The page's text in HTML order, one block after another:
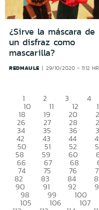
¿Sirve la máscara de
un disfraz como
mascarilla?
REDMAULE 29/10/2020 - 11:12
1 2 3 4
10 11 12
18 19 20
26 27 28
34 35 36
42 43 44
50 51 52
58 59 60
66 67 68
74 75 76
82 83 84
90 91 92
98 99 100
105 106 107